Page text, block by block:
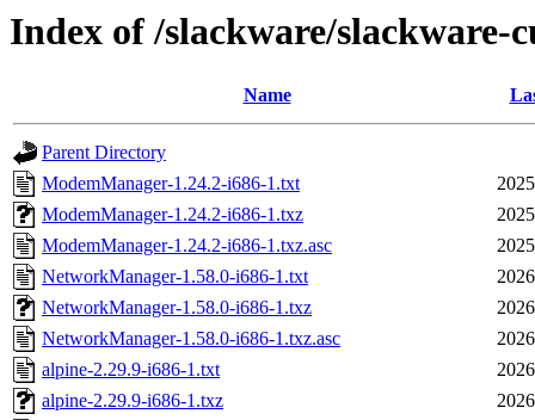
Index of /slackware/slackware-
Name
Parent Directory
ModemManager-1.24.2-i686-1.txt
ModemManager-1.24.2-i686-1.txz
ModemManager-1.24.2-i686-1.txz.asc
NetworkManager-1.58.0-i686-1.txt
NetworkManager-1.58.0-i686-1.txz
NetworkManager-1.58.0-i686-1.txz.asc
alpine-2.29.9-i686-1.txt
alpine-2.29.9-i686-1.txz